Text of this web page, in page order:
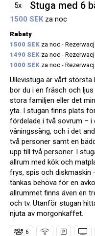
5x Stuga med 6
1500 SEK za noc
Rabaty
1500 SEK za noc -
1490 SEK za noc -
1000 SEK za noc -
Ullevistuga är vårt största
bor du i en fräsch och
stora familjen eller det
yta. I stugan finns plats
fördelade i två sovrum – i
våningssäng, och i det
två personer samt en
upp till två personer. I
allrum med kök och
frys, spis och diskmaskin
tänkas behöva för en
allrummet finns även en
och tv. Utanför stugan
njuta av morgonkaffet.
6